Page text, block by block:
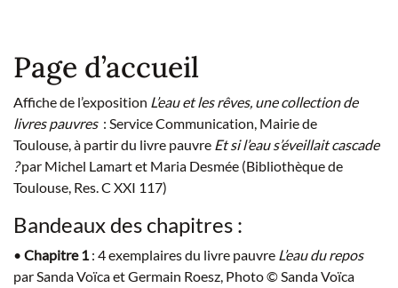
Page d’accueil
Affiche de l’exposition L’eau et les rêves, une collection de
livres pauvres: Service Communication, Mairie de
Toulouse, à partir du livre pauvre Et si l’eau s’éveillait cascade
?par Michel Lamart et Maria Desmée (Bibliothèque de
Toulouse, Res. C XXI 117)
Bandeaux des chapitres :
• Chapitre 1 : 4 exemplaires du livre pauvre L’eau du repos
par Sanda Voïca et Germain Roesz, Photo © Sanda Voïca